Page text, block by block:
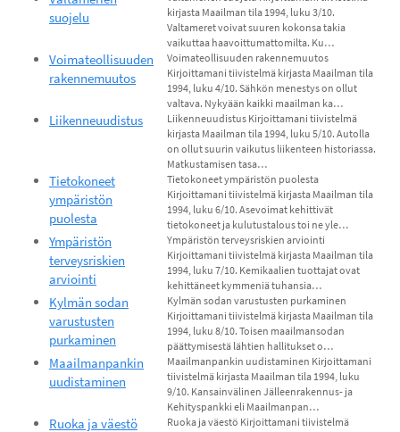
suojelu
kirjasta Maailman tila 1994, luku 3/10.
Valtameret voivat suuren kokonsa takia
vaikuttaa haavoittumattomilta. Ku…
Voimateollisuuden
rakennemuutos
Voimateollisuuden rakennemuutos
Kirjoittamani tiivistelmä kirjasta Maailman tila
1994, luku 4/10. Sähkön menestys on ollut
valtava. Nykyään kaikki maailman ka…
Liikenneuudistus
Liikenneuudistus Kirjoittamani tiivistelmä
kirjasta Maailman tila 1994, luku 5/10. Autolla
on ollut suurin vaikutus liikenteen historiassa.
Matkustamisen tasa…
Tietokoneet
ympäristön
puolesta
Tietokoneet ympäristön puolesta
Kirjoittamani tiivistelmä kirjasta Maailman tila
1994, luku 6/10. Asevoimat kehittivät
tietokoneet ja kulutustalous toi ne yle…
Ympäristön
terveysriskien
arviointi
Ympäristön terveysriskien arviointi
Kirjoittamani tiivistelmä kirjasta Maailman tila
1994, luku 7/10. Kemikaalien tuottajat ovat
kehittäneet kymmeniä tuhansia…
Kylmän sodan
varustusten
purkaminen
Kylmän sodan varustusten purkaminen
Kirjoittamani tiivistelmä kirjasta Maailman tila
1994, luku 8/10. Toisen maailmansodan
päättymisestä lähtien hallitukset o…
Maailmanpankin
uudistaminen
Maailmanpankin uudistaminen Kirjoittamani
tiivistelmä kirjasta Maailman tila 1994, luku
9/10. Kansainvälinen Jälleenrakennus- ja
Kehityspankki eli Maailmanpan…
Ruoka ja väestö
Ruoka ja väestö Kirjoittamani tiivistelmä